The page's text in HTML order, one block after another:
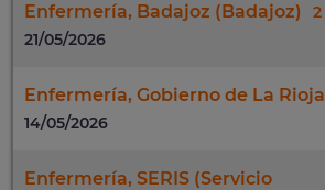
Enfermería, Badajoz (Badajoz)
2
21/05/2026
Enfermería, Gobierno de La Rioja
14/05/2026
Enfermería, SERIS (Servicio